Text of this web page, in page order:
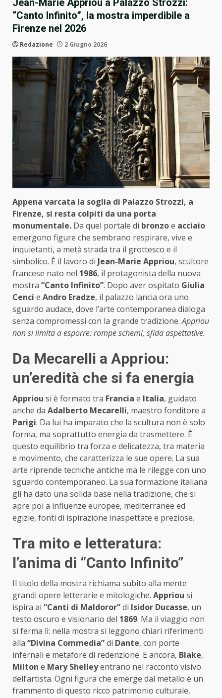
Jean-Marie Appriou a Palazzo Strozzi:
“Canto Infinito”, la mostra imperdibile a
Firenze nel 2026
Redazione 2 Giugno 2026
Appena varcata la soglia di Palazzo Strozzi, a
Firenze, si resta colpiti da una porta
monumentale. Da quel portale di bronzoe acciaio
emergono figure che sembrano respirare, vive e
inquietanti, a metà strada tra il grottesco e il
simbolico. È il lavoro di Jean-Marie Appriou, scultore
francese nato nel 1986, il protagonista della nuova
mostra “Canto Infinito”. Dopo aver ospitato Giulia
Cenci e Andro Eradze, il palazzo lancia ora uno
sguardo audace, dove l’arte contemporanea dialoga
senza compromessi con la grande tradizione.Appriou
non si limita a esporre: rompe schemi, sfida aspettative.
Da Mecarelli a Appriou:
un’eredità che si fa energia
Appriou si è formato tra Francia e Italia, guidato
anche da Adalberto Mecarelli, maestro fonditore a
Parigi. Da lui ha imparato che la scultura non è solo
forma, ma soprattutto energia da trasmettere. È
questo equilibrio tra forza e delicatezza, tra materia
e movimento, che caratterizza le sue opere. La sua
arte riprende tecniche antiche ma le rilegge con uno
sguardo contemporaneo. La sua formazione italiana
gli ha dato una solida base nella tradizione, che si
apre poi a influenze europee, mediterranee ed
egizie, fonti di ispirazione inaspettate e preziose.
Tra mito e letteratura:
l’anima di “Canto Infinito”
Il titolo della mostra richiama subito alla mente
grandi opere letterarie e mitologiche. Appriou si
ispira ai “Canti di Maldoror”di Isidor Ducasse, un
testo oscuro e visionario del 1869. Ma il viaggio non
si ferma lì: nella mostra si leggono chiari riferimenti
alla “Divina Commedia”di Dante, con porte
infernali e metafore di redenzione. E ancora, Blake,
Milton e Mary Shelleyentrano nel racconto visivo
dell’artista. Ogni figura che emerge dal metallo è un
frammento di questo ricco patrimonio culturale,